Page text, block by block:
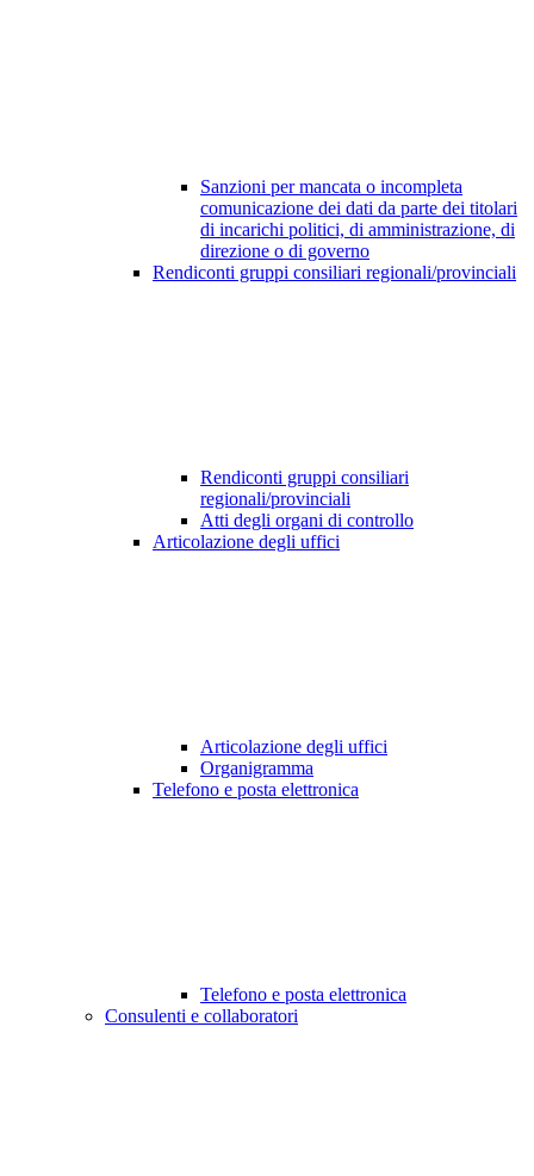
Sanzioni per mancata o incompleta
comunicazione dei dati da parte dei titolari
di incarichi politici, di amministrazione, di
direzione o di governo
Rendiconti gruppi consiliari regionali/provinciali
Rendiconti gruppi consiliari
regionali/provinciali
Atti degli organi di controllo
Articolazione degli uffici
Articolazione degli uffici
Organigramma
Telefono e posta elettronica
Telefono e posta elettronica
Consulenti e collaboratori